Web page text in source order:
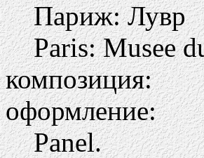
Париж: Лувр
Paris: Musee
композиция:
оформление:
Panel.